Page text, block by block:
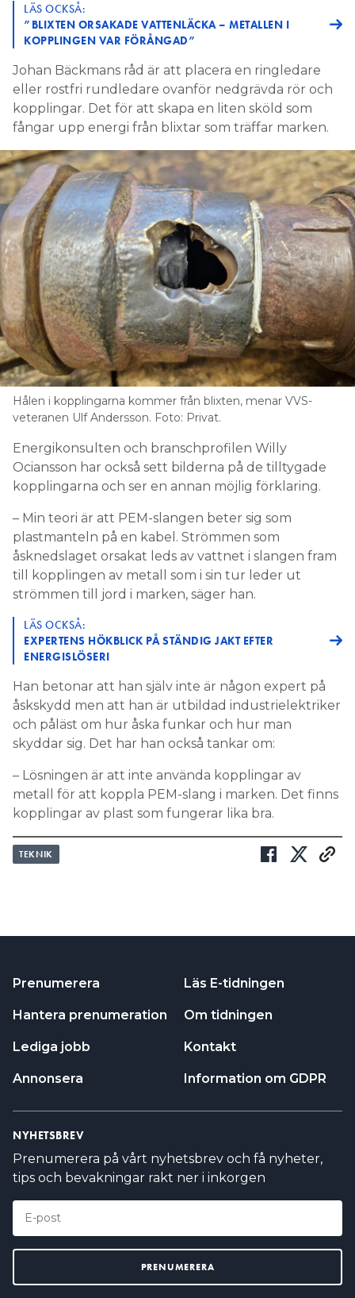
LÄS OCKSÅ:
”BLIXTEN ORSAKADE VATTENLÄCKA – METALLEN I
KOPPLINGEN VAR FÖRÅNGAD”
Johan Bäckmans råd är att placera en ringledare
eller rostfri rundledare ovanför nedgrävda rör och
kopplingar. Det för att skapa en liten sköld som
fångar upp energi från blixtar som träffar marken.
Hålen i kopplingarna kommer från blixten, menar VVS-
veteranen Ulf Andersson. Foto: Privat.
Energikonsulten och branschprofilen Willy
Ociansson har också sett bilderna på de tilltygade
kopplingarna och ser en annan möjlig förklaring.
– Min teori är att PEM-slangen beter sig som
plastmanteln på en kabel. Strömmen som
åsknedslaget orsakat leds av vattnet i slangen fram
till kopplingen av metall som i sin tur leder ut
strömmen till jord i marken, säger han.
LÄS OCKSÅ:
EXPERTENS HÖKBLICK PÅ STÄNDIG JAKT EFTER
ENERGISLÖSERI
Han betonar att han själv inte är någon expert på
åskskydd men att han är utbildad industrielektriker
och påläst om hur åska funkar och hur man
skyddar sig. Det har han också tankar om:
– Lösningen är att inte använda kopplingar av
metall för att koppla PEM-slang i marken. Det finns
kopplingar av plast som fungerar lika bra.
TEKNIK
Prenumerera
Hantera prenumeration
Lediga jobb
Annonsera
Läs E-tidningen
Om tidningen
Kontakt
Information om GDPR
NYHETSBREV
Prenumerera på vårt nyhetsbrev och få nyheter,
tips och bevakningar rakt ner i inkorgen